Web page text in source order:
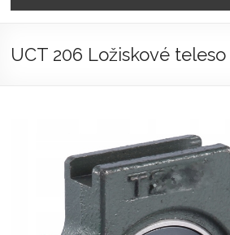
predaj
UCT 206 Ložiskové teleso